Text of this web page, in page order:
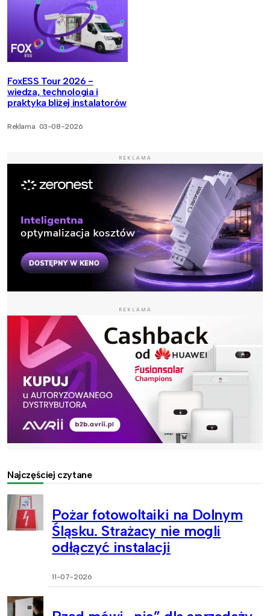
FoxESS Tour 2026 -
wiedza, technologia i
praktyka bliżej instalatorów
Reklama 03-08-2026
REKLAMA
REKLAMA
Najczęściej czytane
Pożar fotowoltaiki na Dolnym
Śląsku. Strażacy nie mogli
odłączyć instalacji
11-07-2026